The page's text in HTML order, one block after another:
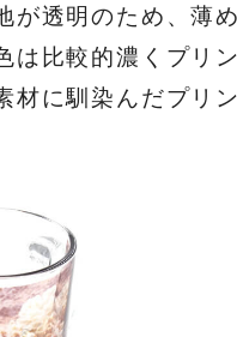
が透明のため、薄
は比較的濃くプリ
材に馴染んだプリ